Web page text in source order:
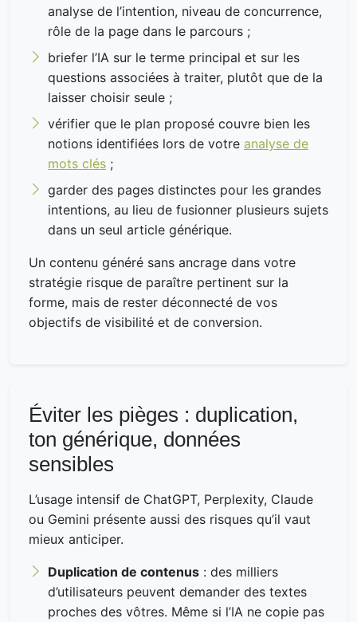
analyse de l’intention, niveau de concurrence,
rôle de la page dans le parcours ;
briefer l’IA sur le terme principal et sur les
questions associées à traiter, plutôt que de la
laisser choisir seule ;
vérifier que le plan proposé couvre bien les
notions identifiées lors de votre analyse de
mots clés ;
garder des pages distinctes pour les grandes
intentions, au lieu de fusionner plusieurs sujets
dans un seul article générique.
Un contenu généré sans ancrage dans votre
stratégie risque de paraître pertinent sur la
forme, mais de rester déconnecté de vos
objectifs de visibilité et de conversion.
Éviter les pièges : duplication,
ton générique, données
sensibles
L’usage intensif de ChatGPT, Perplexity, Claude
ou Gemini présente aussi des risques qu’il vaut
mieux anticiper.
Duplication de contenus : des milliers
d’utilisateurs peuvent demander des textes
proches des vôtres. Même si l’IA ne copie pas